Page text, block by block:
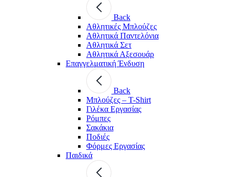
Back
Aθλητικές Μπλούζες
Αθλητικά Παντελόνια
Αθλητικά Σετ
Αθλητικά Αξεσουάρ
Επαγγελματική Ένδυση
Back
Μπλούζες – T-Shirt
Γιλέκα Εργασίας
Ρόμπες
Σακάκια
Ποδιές
Φόρμες Εργασίας
Παιδικά